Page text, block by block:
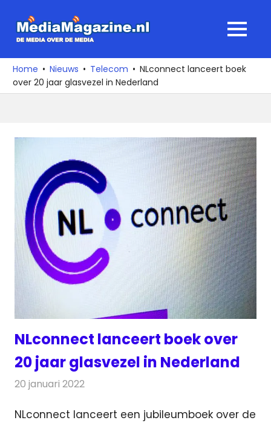
naar
media
over
de
MENU
Home Nieuws Telecom
NLconnect lanceert boek
over 20 jaar glasvezel in Nederland
NLconnect lanceert boek over
20 jaar glasvezel in Nederland
20 januari 2022
NLconnect lanceert een jubileumboek over de